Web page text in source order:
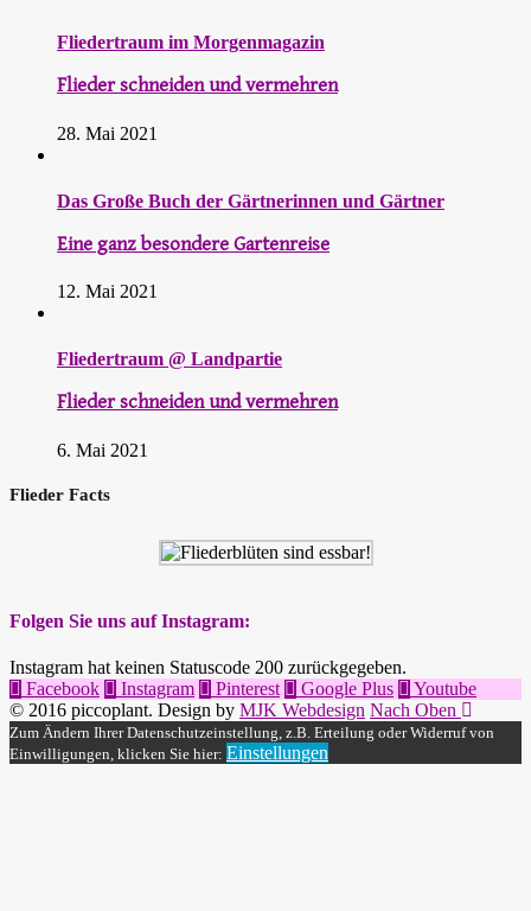
Fliedertraum im Morgenmagazin
Flieder schneiden und vermehren
28. Mai 2021
Das Große Buch der Gärtnerinnen und Gärtner
Eine ganz besondere Gartenreise
12. Mai 2021
Fliedertraum @ Landpartie
Flieder schneiden und vermehren
6. Mai 2021
Flieder Facts
Folgen Sie uns auf Instagram:
Instagram hat keinen Statuscode 200 zurückgegeben.
Facebook
Instagram Pinterest Google Plus
Youtube
© 2016 piccoplant. Design by MJK Webdesign Nach Oben
Zum Ändern Ihrer Datenschutzeinstellung, z.B. Erteilung oder Widerruf von
Einwilligungen, klicken Sie hier: Einstellungen